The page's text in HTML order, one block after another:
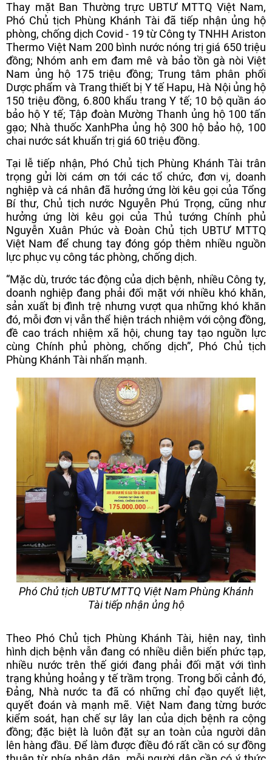
Thay mặt Ban Thường trực UBTƯ MTTQ Việt Nam,
Phó Chủ tịch Phùng Khánh Tài đã tiếp nhận ủng hộ
phòng, chống dịch Covid - 19 từ Công ty TNHH Ariston
Thermo Việt Nam 200 bình nước nóng trị giá 650 triệu
đồng; Nhóm anh em đam mê và bảo tồn gà nòi Việt
Nam ủng hộ 175 triệu đồng; Trung tâm phân phối
Dược phẩm và Trang thiết bị Y tế Hapu, Hà Nội ủng hộ
150 triệu đồng, 6.800 khẩu trang Y tế; 10 bộ quần áo
bảo hộ Y tế; Tập đoàn Mường Thanh ủng hộ 100 tấn
gạo; Nhà thuốc XanhPha ủng hộ 300 hộ bảo hộ, 100
chai nước sát khuẩn trị giá 60 triệu đồng.
Tại lễ tiếp nhận, Phó Chủ tịch Phùng Khánh Tài trân
trọng gửi lời cám ơn tới các tổ chức, đơn vị, doanh
nghiệp và cá nhân đã hưởng ứng lời kêu gọi của Tổng
Bí thư, Chủ tịch nước Nguyễn Phú Trọng, cũng như
hưởng ứng lời kêu gọi của Thủ tướng Chính phủ
Nguyễn Xuân Phúc và Đoàn Chủ tịch UBTƯ MTTQ
Việt Nam để chung tay đóng góp thêm nhiều nguồn
lực phục vụ công tác phòng, chống dịch.
“Mặc dù, trước tác động của dịch bệnh, nhiều Công ty,
doanh nghiệp đang phải đối mặt với nhiều khó khăn,
sản xuất bị đình trệ nhưng vượt qua những khó khăn
đó, mỗi đơn vị vẫn thể hiện trách nhiệm với cộng đồng,
đề cao trách nhiệm xã hội, chung tay tạo nguồn lực
cùng Chính phủ phòng, chống dịch”, Phó Chủ tịch
Phùng Khánh Tài nhấn mạnh.
Phó Chủ tịch UBTƯ MTTQ Việt Nam Phùng Khánh
Tài tiếp nhận ủng hộ
Theo Phó Chủ tịch Phùng Khánh Tài, hiện nay, tình
hình dịch bệnh vẫn đang có nhiều diễn biến phức tạp,
nhiều nước trên thế giới đang phải đối mặt với tình
trạng khủng hoảng y tế trầm trọng. Trong bối cảnh đó,
Đảng, Nhà nước ta đã có những chỉ đạo quyết liệt,
quyết đoán và mạnh mẽ. Việt Nam đang từng bước
kiểm soát, hạn chế sự lây lan của dịch bệnh ra cộng
đồng; đặc biệt là luôn đặt sự an toàn của người dân
lên hàng đầu. Để làm được điều đó rất cần có sự đồng